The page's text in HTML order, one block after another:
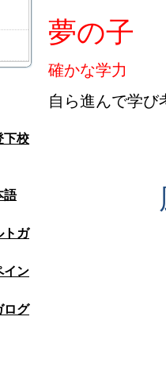
下校
語
トガ
イン
ログ
夢の子
確かな学力
自ら進んで学び
風
自ら心
よりよ